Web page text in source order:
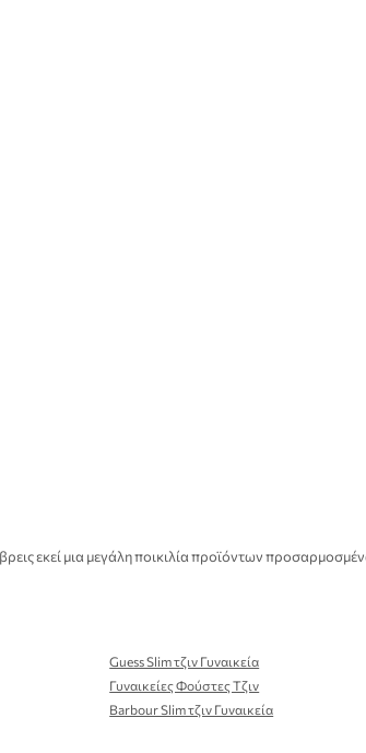
εκεί μια μεγάλη ποικιλία προϊόντων
Guess Slim τζιν Γυναικεία
Γυναικείες Φούστες Τζιν
Barbour Slim τζιν Γυναικεία